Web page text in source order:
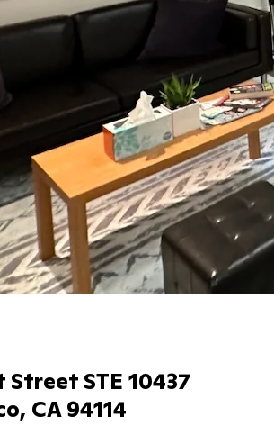
Street STE 10437
CA 94114